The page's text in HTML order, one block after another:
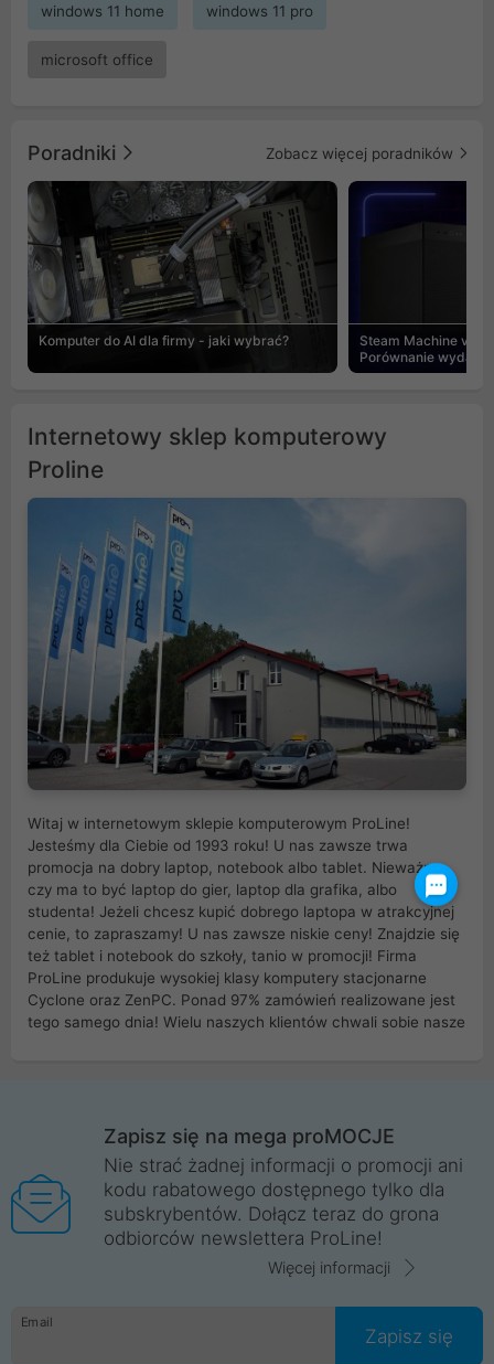
windows 11 home windows 11 pro
microsoft office
Poradniki Zobacz więcej poradników
Komputer do AI dla firmy - jaki wybrać?
Steam Machine vs
Porównanie
Internetowy sklep komputerowy
Proline
Witaj w internetowym sklepie komputerowym ProLine!
Jesteśmy dla Ciebie od 1993 roku! U nas zawsze trwa
promocja na dobry laptop, notebook albo tablet. Nieważne
czy ma to być laptop do gier, laptop dla grafika, albo
studenta! Jeżeli chcesz kupić dobrego laptopa w atrakcyjnej
cenie, to zapraszamy! U nas zawsze niskie ceny! Znajdzie się
też tablet i notebook do szkoły, tanio w promocji! Firma
ProLine produkuje wysokiej klasy komputery stacjonarne
Cyclone oraz ZenPC. Ponad 97% zamówień realizowane jest
tego samego dnia! Wielu naszych klientów chwali sobie nasze
Wrocław, Poznań, Legnica, Katowice, Gliwice, Kalisz, Bytom,
Trzebnica, Opole. Szybka i profesjonalna obsługa!
ProLine to polska firma ze 100% polskim kapitałem. Działamy
legalnie i płacimy podatki w naszym kraju! Posiadamy siedzibę
główną w Mirkowie oraz salony na terenie kraju. Cała
komunikacja ze sklepem komputerowym ProLine jest
danych osobowych. Dlatego zakup notebooka albo laptopa w
ProLine to czysta przyjemność i pełne bezpieczeństwo.
Zaopatrzysz się u nas w akcesoria i części komputerowe
Zapisz się na mega proMOCJE
Nie strać żadnej informacji o promocji ani
kodu rabatowego dostępnego tylko dla
subskrybentów. Dołącz teraz do grona
odbiorców newslettera ProLine!
Więcej informacji
Email
Zapisz się